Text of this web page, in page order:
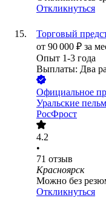
Откликнуться
Торговый
от 90 000 ₽ за
Опыт 1-3 года
Выплаты: Два
Официальное
Уральские
РосФрост
4.2
•
71 отзыв
Красноярск
Можно без
Откликнуться